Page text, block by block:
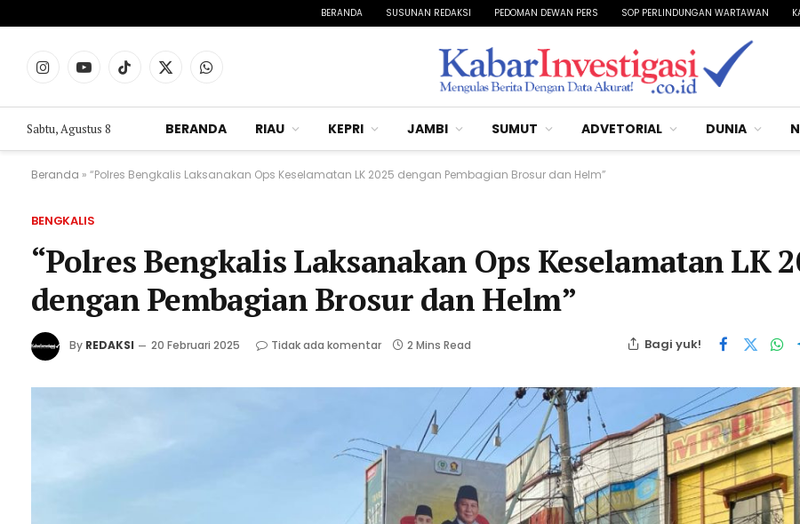
BERANDA SUSUNAN REDAKSI PEDOMAN DEWAN PERS SOP PERLINDUNGAN WARTAWAN
InstagramYouTubeTikTokX
WhatsApp
Sabtu, Agustus 8 BERANDA RIAU KEPRI JAMBI SUMUT ADVETORIAL DUNIA
Beranda » “Polres Bengkalis Laksanakan Ops Keselamatan LK 2025 dengan Pembagian Brosur dan Helm”
BENGKALIS
“Polres Bengkalis Laksanakan Ops Keselamatan LK
dengan Pembagian Brosur dan Helm”
By REDAKSI 20 Februari 2025 Tidak ada komentar 2 Mins Read Bagi yuk!